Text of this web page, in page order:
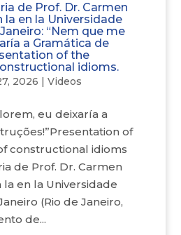
de Prof. Dr. Carmen
la en la Universidade
“Nem que me
a Gramática de
of the
idioms.
2026 | Videos
eu deixaría a
of
constructional idioms
de Prof. Dr. Carmen
en la Universidade
(Rio de Janeiro,
de...